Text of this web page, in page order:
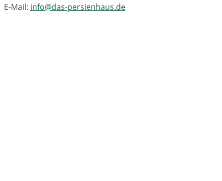
E-Mail: info@das-persienhaus.de